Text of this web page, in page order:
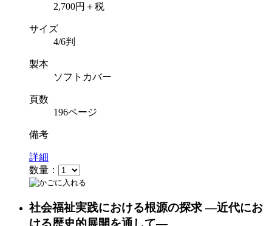
2,700円＋税
サイズ
4/6判
製本
ソフトカバー
頁数
196ページ
備考
詳細
数量：
社会福祉実践における根源の探求 ―近代にお
ける歴史的展開を通して―